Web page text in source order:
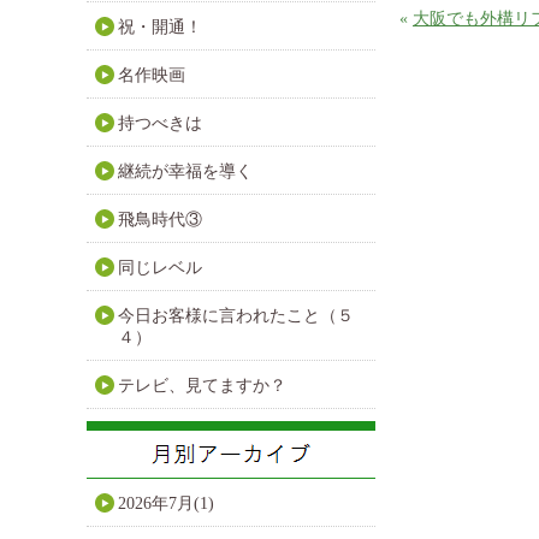
« 大阪でも外構リ
祝・開通！
名作映画
持つべきは
継続が幸福を導く
飛鳥時代③
同じレベル
今日お客様に言われたこと（５
４）
テレビ、見てますか？
2026年7月(1)